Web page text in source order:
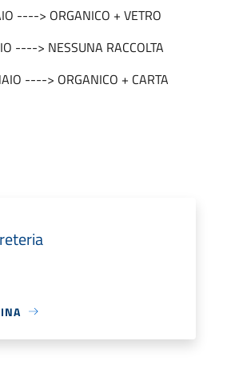
----> ORGANICO + VETRO
----> NESSUNA RACCOLTA
----> ORGANICO + CARTA